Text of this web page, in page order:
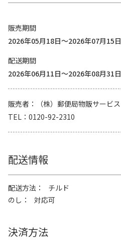
販売期間
2026年05月18日～2026年07月15日
配送期間
2026年06月11日～2026年08月31日
販売者
（株）郵便局物販サービス
TEL
0120-92-2310
配送情報
配送方法
チルド
のし
対応可
決済方法